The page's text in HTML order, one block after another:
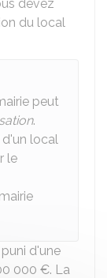
devez
du local
peut
.
local
le
d'une
000 €. La